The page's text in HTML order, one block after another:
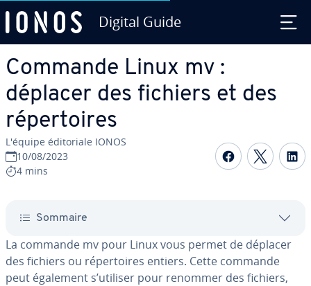
Digital Guide
Commande Linux mv :
déplacer des fichiers et des
ré­per­toires
L'équipe édi­to­riale IONOS
10/08/2023
4 mins
Partager
Sommaire
La commande mv pour Linux vous permet de déplacer
des fichiers ou ré­per­toires entiers. Cette commande
peut également s’utiliser pour renommer des fichiers,